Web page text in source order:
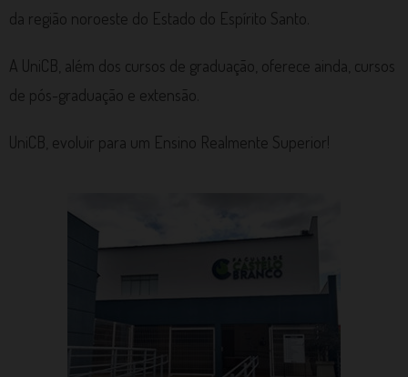
da região noroeste do Estado do Espírito Santo.
A UniCB, além dos cursos de graduação, oferece ainda, cursos
de pós-graduação e extensão.
UniCB, evoluir para um Ensino Realmente Superior!